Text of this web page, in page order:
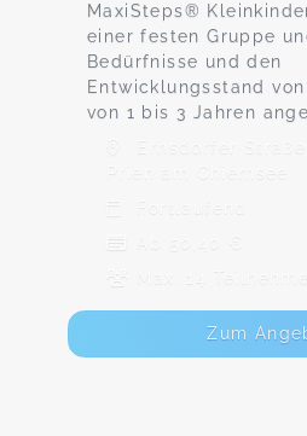
MaxiSteps®
einer festen Gruppe
Bedürfnisse und den
Entwicklungsstand
von 1 bis 3 Jahren
Ernsdorfer Straße
Prien am Chiemsee
Fortlaufend
Ab 50,40 €
Max. 14
Zum